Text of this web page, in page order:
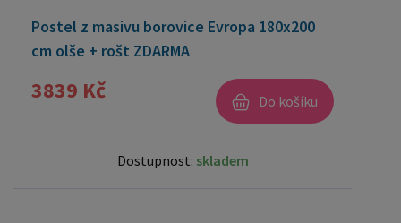
Postel z masivu borovice Evropa 180x200
cm olše + rošt ZDARMA
3839 Kč Do košíku
Dostupnost: skladem